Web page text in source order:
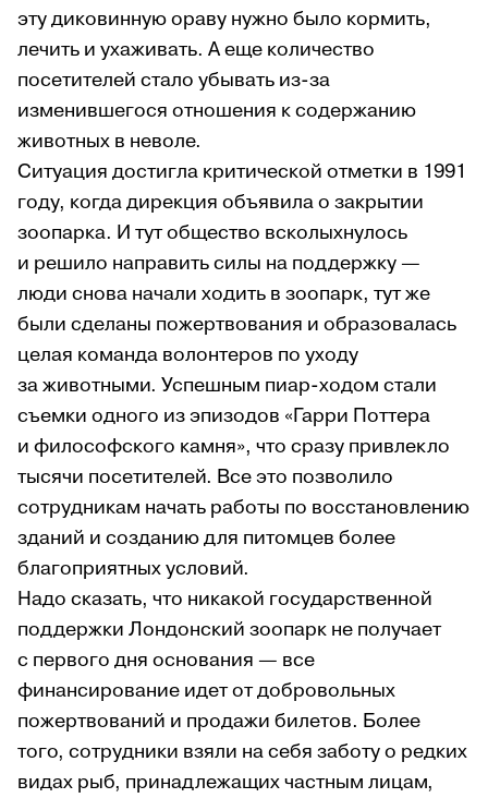
эту диковинную ораву нужно было кормить,
лечить и ухаживать. А еще количество
посетителей стало убывать из-за
изменившегося отношения к содержанию
животных в неволе.
Ситуация достигла критической отметки в 1991
году, когда дирекция объявила о закрытии
зоопарка. И тут общество всколыхнулось
и решило направить силы на поддержку —
люди снова начали ходить в зоопарк, тут же
были сделаны пожертвования и образовалась
целая команда волонтеров по уходу
за животными. Успешным пиар-ходом стали
съемки одного из эпизодов «Гарри Поттера
и философского камня», что сразу привлекло
тысячи посетителей. Все это позволило
сотрудникам начать работы по восстановлению
зданий и созданию для питомцев более
благоприятных условий.
Надо сказать, что никакой государственной
поддержки Лондонский зоопарк не получает
с первого дня основания — все
финансирование идет от добровольных
пожертвований и продажи билетов. Более
того, сотрудники взяли на себя заботу о редких
видах рыб, принадлежащих частным лицам,